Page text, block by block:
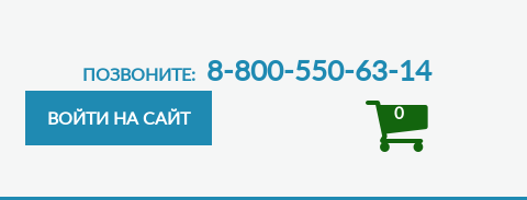
ПОЗВОНИТЕ: 8-800-550-63-14
0